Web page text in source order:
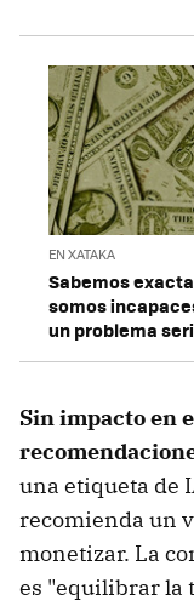
EN XATAKA
Sabemos
somos
un problema
Sin impacto en
una etiqueta de
recomienda un
monetizar. La
es "equilibrar la